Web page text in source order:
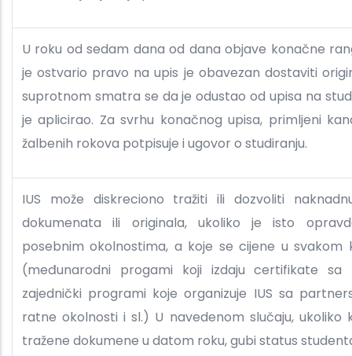
U roku od sedam dana od dana objave konačne
je ostvario pravo na upis je obavezan dostaviti
suprotnom smatra se da je odustao od upisa na
je aplicirao. Za svrhu konačnog upisa, primljeni
žalbenih rokova potpisuje i ugovor o studiranju.
IUS može diskreciono tražiti ili dozvoliti
dokumenata ili originala, ukoliko je isto
posebnim okolnostima, a koje se cijene u svakom
(međunarodni progami koji izdaju certifikate sa
zajednički programi koje organizuje IUS sa
ratne okolnosti i sl.) U navedenom slučaju, ukoliko
tražene dokumene u datom roku, gubi status